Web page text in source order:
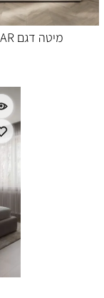
מיטה דגם LIMAR